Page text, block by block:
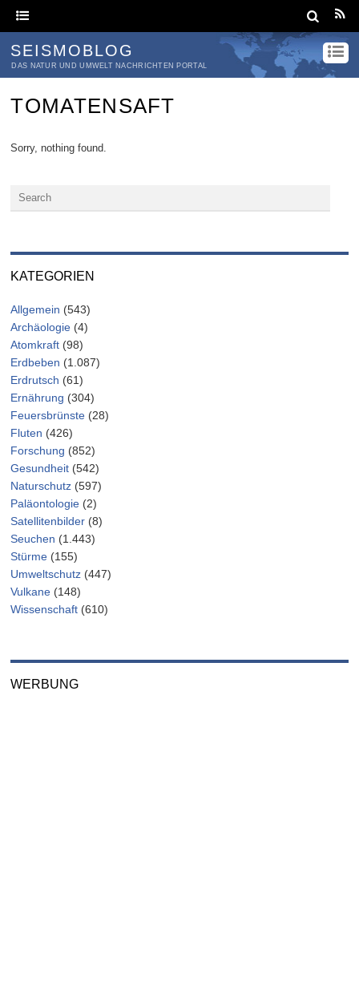
SEISMOBLOG
DAS NATUR UND UMWELT NACHRICHTEN PORTAL
TOMATENSAFT
Sorry, nothing found.
KATEGORIEN
Allgemein (543)
Archäologie (4)
Atomkraft (98)
Erdbeben (1.087)
Erdrutsch (61)
Ernährung (304)
Feuersbrünste (28)
Fluten (426)
Forschung (852)
Gesundheit (542)
Naturschutz (597)
Paläontologie (2)
Satellitenbilder (8)
Seuchen (1.443)
Stürme (155)
Umweltschutz (447)
Vulkane (148)
Wissenschaft (610)
WERBUNG